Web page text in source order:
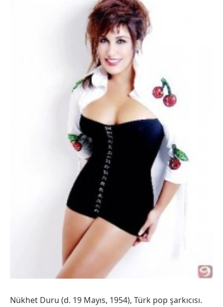
Nükhet Duru (d. 19 Mayıs, 1954), Türk pop şarkıcısı.